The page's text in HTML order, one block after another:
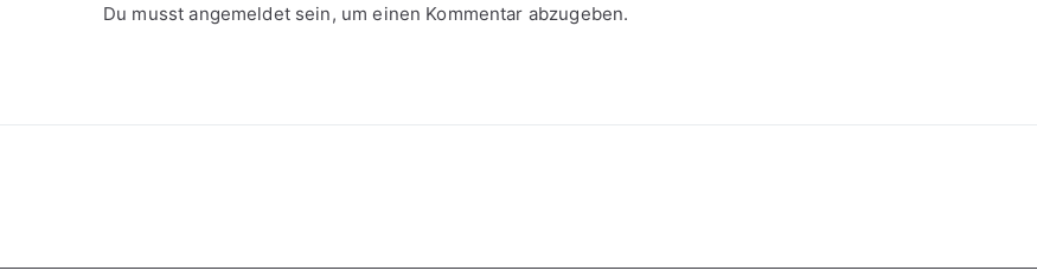
Du musstangemeldetsein, um einen Kommentar abzugeben.